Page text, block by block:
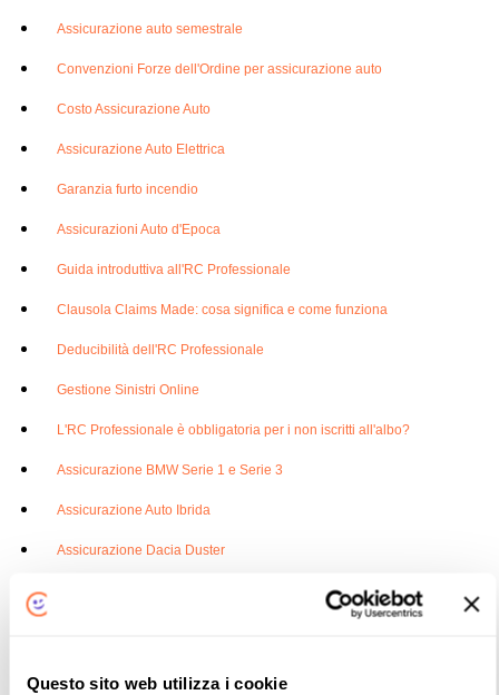
Questo sito web utilizza i cookie
Assicurazione auto semestrale
Convenzioni Forze dell'Ordine per assicurazione auto
Costo Assicurazione Auto
Assicurazione Auto Elettrica
Garanzia furto incendio
Assicurazioni Auto d'Epoca
Guida introduttiva all'RC Professionale
Clausola Claims Made: cosa significa e come funziona
Deducibilità dell'RC Professionale
Gestione Sinistri Online
L'RC Professionale è obbligatoria per i non iscritti all'albo?
Assicurazione BMW Serie 1 e Serie 3
Assicurazione Auto Ibrida
Assicurazione Dacia Duster